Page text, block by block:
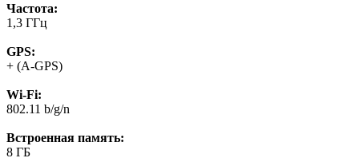
Частота:
1,3 ГГц
GPS:
+ (A-GPS)
Wi-Fi:
802.11 b/g/n
Встроенная память:
8 ГБ